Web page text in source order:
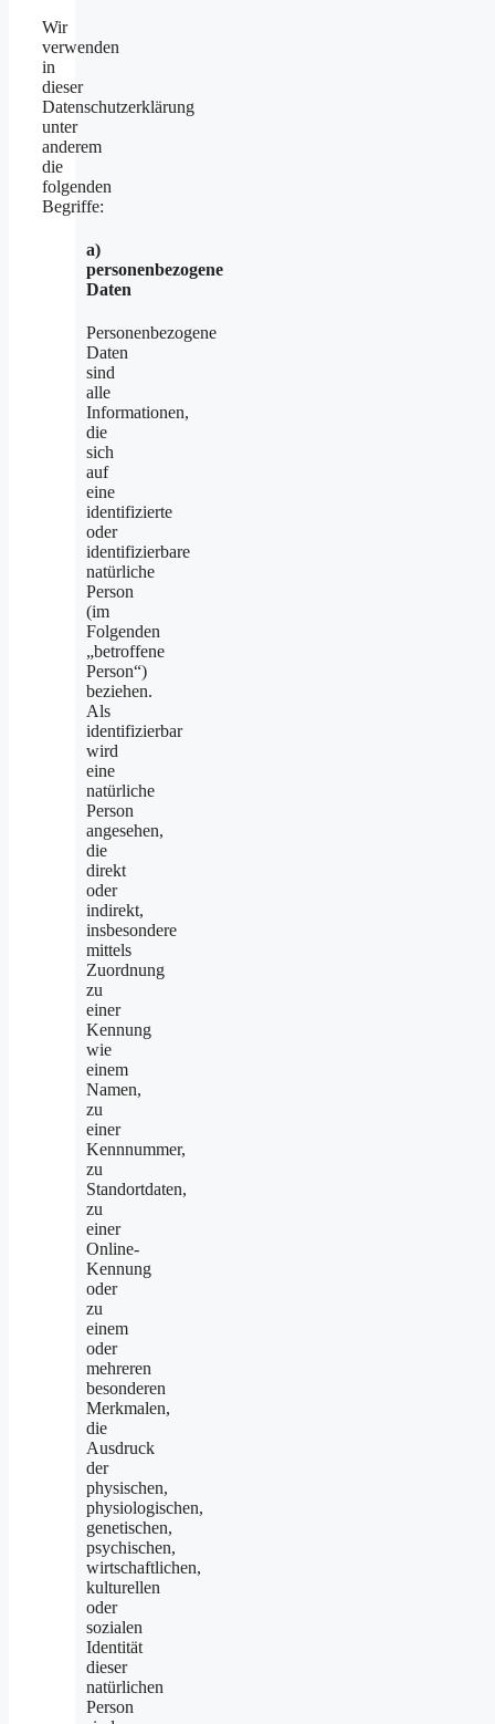
Wir
verwenden
in
dieser
Datenschutzerklärung
unter
anderem
die
folgenden
Begriffe:
a)
personenbezogene
Daten
Personenbezogene
Daten
sind
alle
Informationen,
die
sich
auf
eine
identifizierte
oder
identifizierbare
natürliche
Person
(im
Folgenden
„betroffene
Person“)
beziehen.
Als
identifizierbar
wird
eine
natürliche
Person
angesehen,
die
direkt
oder
indirekt,
insbesondere
mittels
Zuordnung
zu
einer
Kennung
wie
einem
Namen,
zu
einer
Kennnummer,
zu
Standortdaten,
zu
einer
Online-
Kennung
oder
zu
einem
oder
mehreren
besonderen
Merkmalen,
die
Ausdruck
der
physischen,
physiologischen,
genetischen,
psychischen,
wirtschaftlichen,
kulturellen
oder
sozialen
Identität
dieser
natürlichen
Person